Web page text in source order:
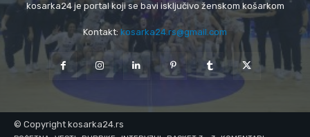
kosarka24 je portal koji se bavi isključivo ženskom košarkom
Kontakt: kosarka24.rs@gmail.com
© Copyright kosarka24.rs